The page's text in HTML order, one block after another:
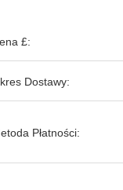
£:
Dostawy:
Płatności: